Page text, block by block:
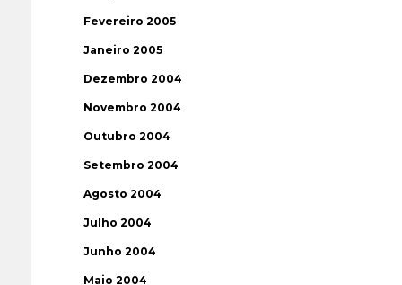
Fevereiro 2005
Janeiro 2005
Dezembro 2004
Novembro 2004
Outubro 2004
Setembro 2004
Agosto 2004
Julho 2004
Junho 2004
Maio 2004